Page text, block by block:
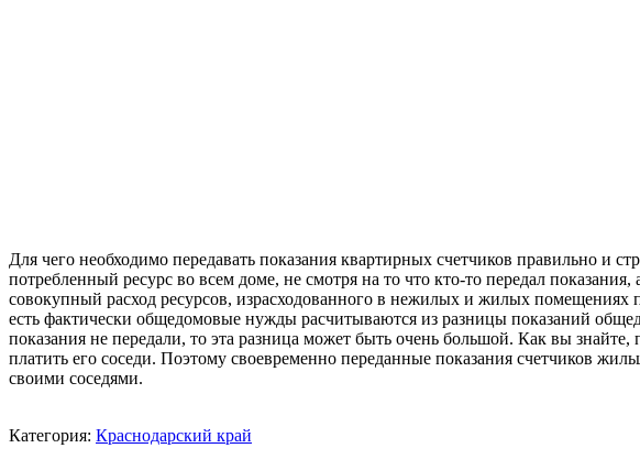
Для чего необходимо передавать показания квартирных счетчиков правильно и
потребленный ресурс во всем доме, не смотря на то что кто-то передал
совокупный расход ресурсов, израсходованного в нежилых и жилых помещениях
есть фактически общедомовые нужды расчитываются из разницы показаний
показания не передали, то эта разница может быть очень большой. Как вы
платить его соседи. Поэтому своевременно переданные показания счетчиков
своими соседями.
Категория: Краснодарский край